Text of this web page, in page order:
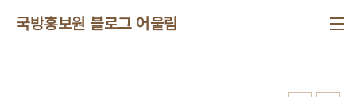
국방홍보원 블로그 어울림